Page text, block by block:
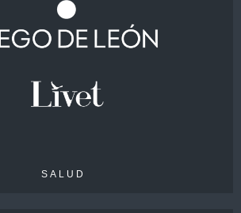
EMPLEADOS
SALUD